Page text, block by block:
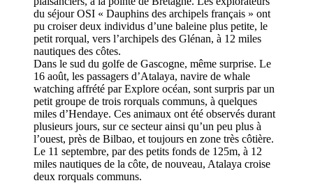
du séjour OSI « Dauphins des archipels français » ont
pu croiser deux individus d’une baleine plus petite, le
petit rorqual, vers l’archipels des Glénan, à 12 miles
nautiques des côtes.
Dans le sud du golfe de Gascogne, même surprise. Le
16 août, les passagers d’Atalaya, navire de whale
watching affrété par Explore océan, sont surpris par un
petit groupe de trois rorquals communs, à quelques
miles d’Hendaye. Ces animaux ont été observés durant
plusieurs jours, sur ce secteur ainsi qu’un peu plus à
l’ouest, près de Bilbao, et toujours en zone très côtière.
Le 11 septembre, par des petits fonds de 125m, à 12
miles nautiques de la côte, de nouveau, Atalaya croise
deux rorquals communs.